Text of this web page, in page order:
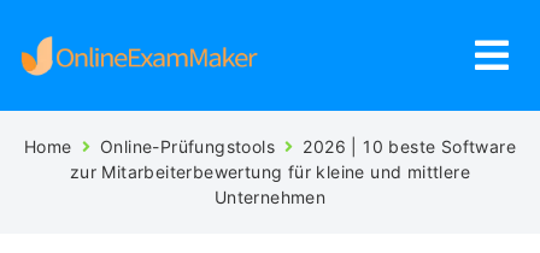
Home Online-Prüfungstools
2026 | 10 beste Software
zur Mitarbeiterbewertung für kleine und mittlere
Unternehmen